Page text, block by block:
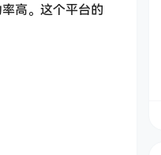
高。这个平台的